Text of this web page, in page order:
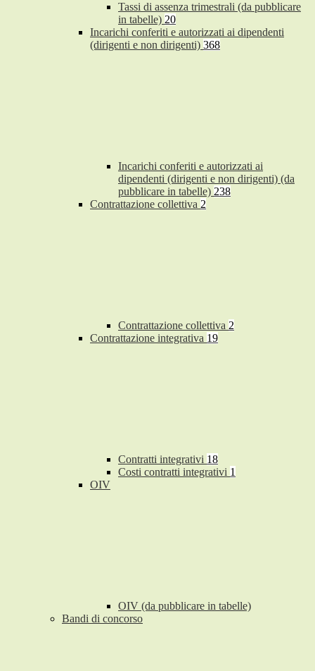
Tassi di assenza trimestrali (da pubblicare
in tabelle) 20
Incarichi conferiti e autorizzati ai dipendenti
(dirigenti e non dirigenti) 368
Incarichi conferiti e autorizzati ai
dipendenti (dirigenti e non dirigenti) (da
pubblicare in tabelle) 238
Contrattazione collettiva 2
Contrattazione collettiva 2
Contrattazione integrativa 19
Contratti integrativi 18
Costi contratti integrativi 1
OIV
OIV (da pubblicare in tabelle)
Bandi di concorso